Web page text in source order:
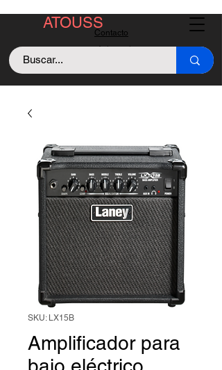
Contacto
Asistencia
Llama +529843128213
ATOUSS
SKU: LX15B
Amplificador para